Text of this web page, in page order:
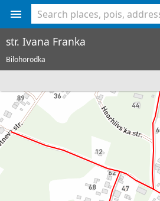
str. Ivana Franka
Bilohorodka
<% console.log(hcard) %>